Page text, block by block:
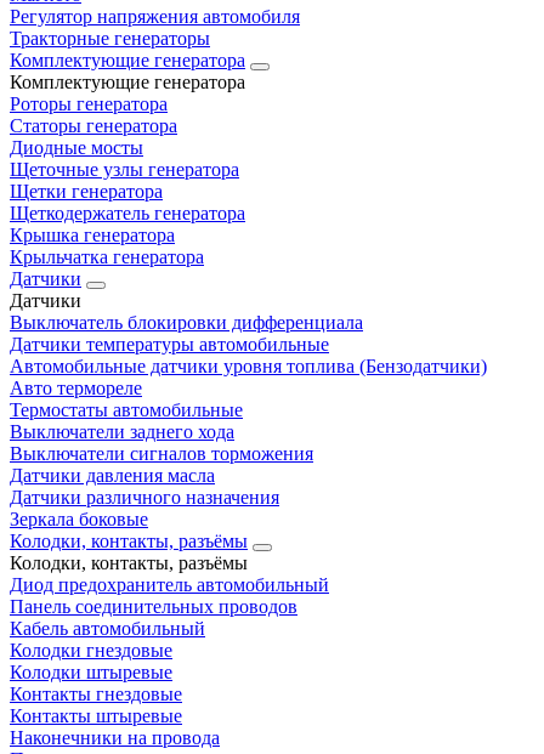
Регулятор напряжения автомобиля
Тракторные генераторы
Комплектующие генератора
Комплектующие генератора
Роторы генератора
Статоры генератора
Диодные мосты
Щеточные узлы генератора
Щетки генератора
Щеткодержатель генератора
Крышка генератора
Крыльчатка генератора
Датчики
Датчики
Выключатель блокировки дифференциала
Датчики температуры автомобильные
Автомобильные датчики уровня топлива (Бензодатчики)
Авто термореле
Термостаты автомобильные
Выключатели заднего хода
Выключатели сигналов торможения
Датчики давления масла
Датчики различного назначения
Зеркала боковые
Колодки, контакты, разъёмы
Колодки, контакты, разъёмы
Диод предохранитель автомобильный
Панель соединительных проводов
Кабель автомобильный
Колодки гнездовые
Колодки штыревые
Контакты гнездовые
Контакты штыревые
Наконечники на провода